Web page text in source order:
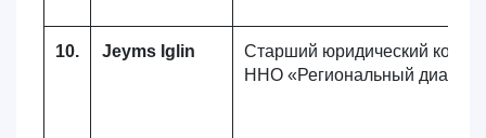
10. Jeyms Iglin
Старший юридический консул
ННО «Региональный диалог»